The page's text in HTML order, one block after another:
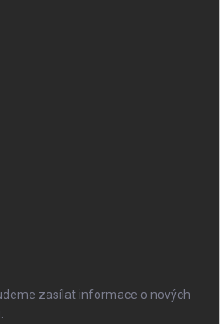
zasílat informace o nových